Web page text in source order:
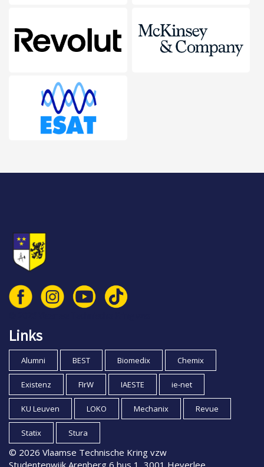
Links
Alumni BEST Biomedix Chemix
Existenz FIrW IAESTE ie-net
KU Leuven LOKO Mechanix Revue
Statix Stura
© 2026 Vlaamse Technische Kring vzw
Studentenwijk Arenberg 6 bus 1, 3001 Heverlee